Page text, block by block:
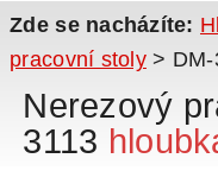
Zde se nacházíte:
pracovní stoly> DM-
Nerezový
3113